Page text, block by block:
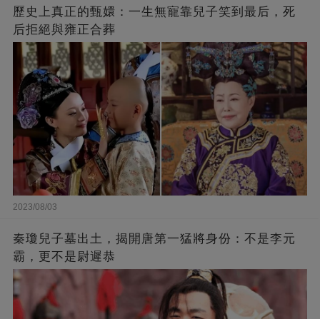
歷史上真正的甄嬛：一生無寵靠兒子笑到最后，死
后拒絕與雍正合葬
2023/08/03
秦瓊兒子墓出土，揭開唐第一猛將身份：不是李元
霸，更不是尉遲恭